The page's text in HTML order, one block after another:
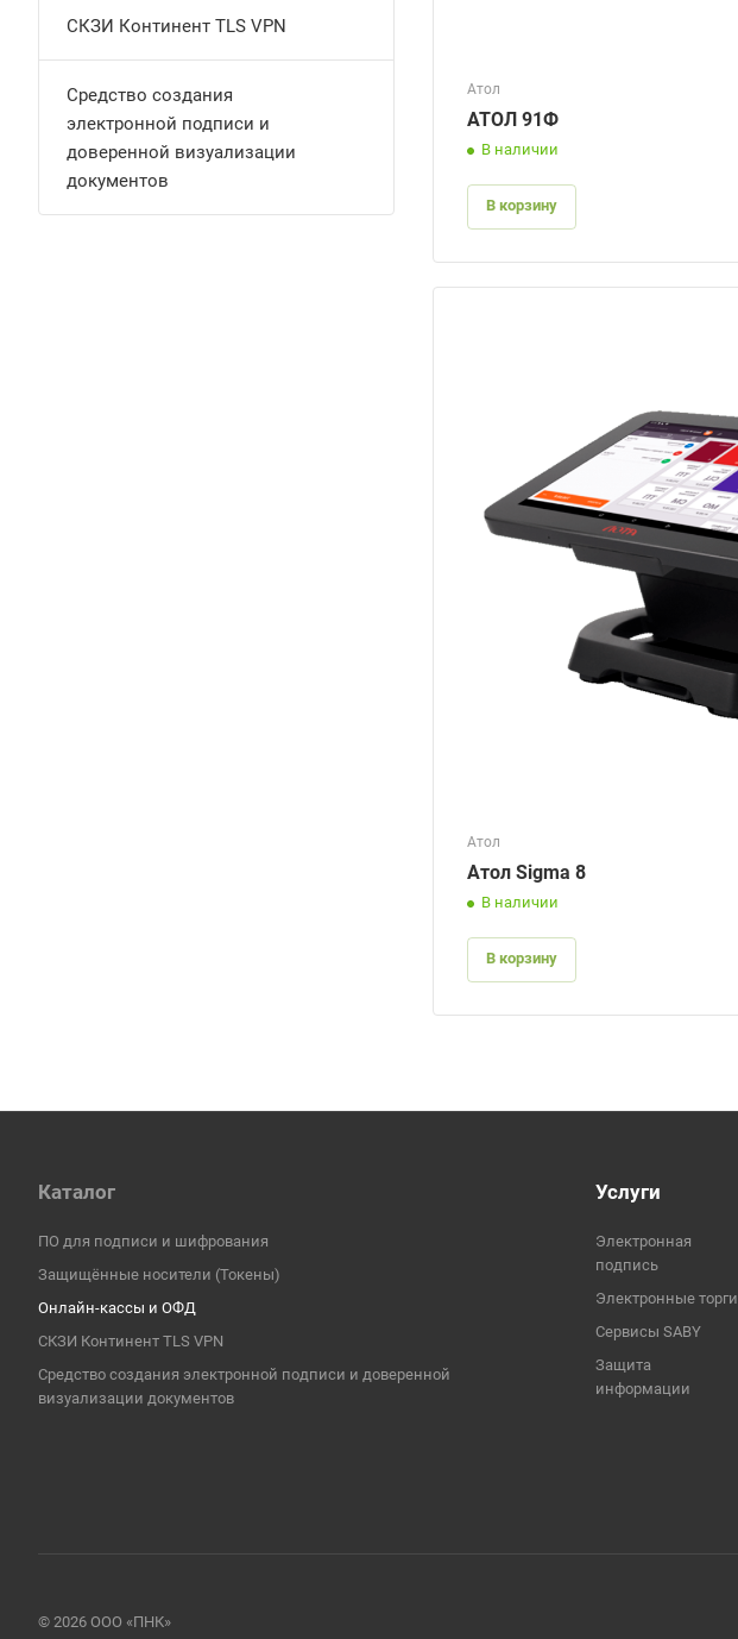
Атол
АТОЛ 91Ф
В наличии
В корзину
Атол
Атол Sigma 8
В наличии
В корзину
СКЗИ Континент TLS VPN
Средство создания
электронной подписи и
доверенной визуализации
документов
Каталог
ПО для подписи и шифрования
Защищённые носители (Токены)
Онлайн-кассы и ОФД
СКЗИ Континент TLS VPN
Средство создания электронной подписи и доверенной
визуализации документов
Услуги
Электронная
подпись
Электронные торги
Сервисы SABY
Защита
информации
© 2026 ООО «ПНК»